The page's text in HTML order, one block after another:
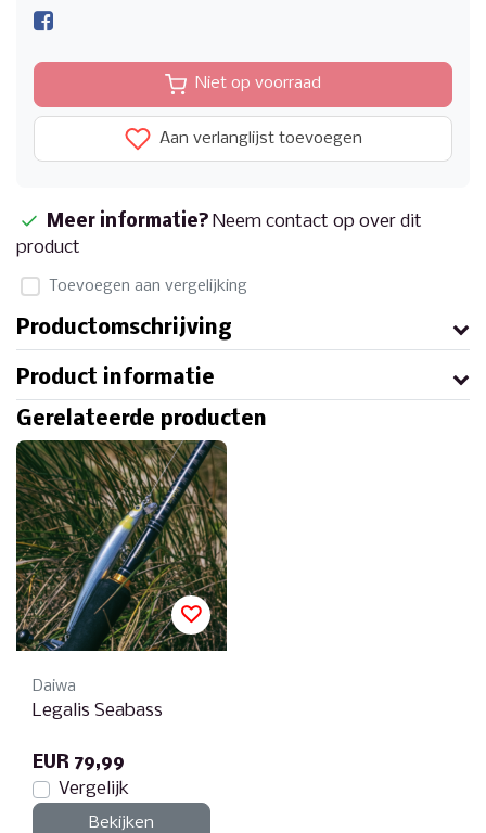
Niet op voorraad
Aan verlanglijst toevoegen
Meer informatie? Neem contact op over dit
product
Toevoegen aan vergelijking
Productomschrijving
Product informatie
Gerelateerde producten
Daiwa
Legalis Seabass
EUR 79,99
Vergelijk
Bekijken